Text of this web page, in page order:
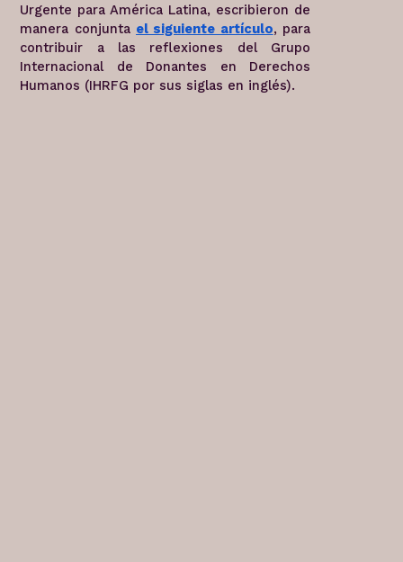
Urgente para América Latina, escribieron de
manera conjunta el siguiente artículo, para
contribuir a las reflexiones del Grupo
Internacional de Donantes en Derechos
Humanos (IHRFG por sus siglas en inglés).